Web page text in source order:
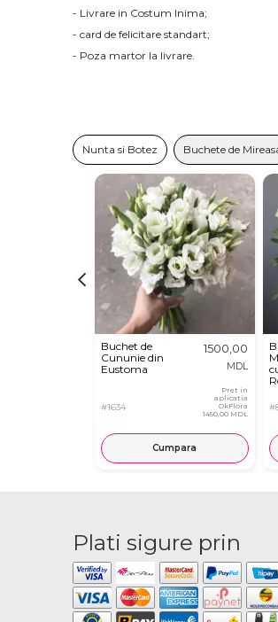
- Livrare in Costum Inima;
- card de felicitare standart;
- Poza martor la livrare.
Nunta si Botez Buchete de
Buchet de
Cununie din
Eustoma
#1634
1500,00
MDL
Pret in
aplicatia
OkFlora
1450,00 MDL
Cumpara
Plati sigure prin